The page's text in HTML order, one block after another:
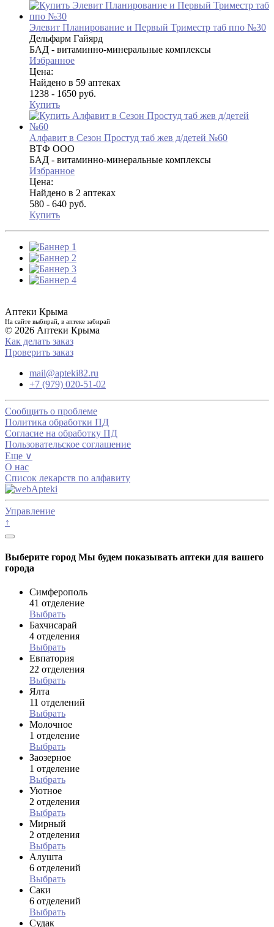
Элевит Планирование и Первый Триместр таб ппо №30
Дельфарм Гайярд
БАД - витаминно-минеральные комплексы
Избранное
Цена:
Найдено в 59 аптеках
1238 - 1650 руб.
Купить
Алфавит в Сезон Простуд таб жев д/детей №60
ВТФ ООО
БАД - витаминно-минеральные комплексы
Избранное
Цена:
Найдено в 2 аптеках
580 - 640 руб.
Купить
Аптеки Крыма
На сайте выбирай, в аптеке забирай
© 2026 Аптеки Крыма
Как делать заказ
Проверить заказ
mail@apteki82.ru
+7 (979) 020-51-02
Сообщить о проблеме
Политика обработки ПД
Согласие на обработку ПД
Пользовательское соглашение
Еще ∨
О нас
Список лекарств по алфавиту
Управление
↑
Выберите город Мы будем показывать аптеки для вашего
города
Симферополь
41 отделение
Выбрать
Бахчисарай
4 отделения
Выбрать
Евпатория
22 отделения
Выбрать
Ялта
11 отделений
Выбрать
Молочное
1 отделение
Выбрать
Заозерное
1 отделение
Выбрать
Уютное
2 отделения
Выбрать
Мирный
2 отделения
Выбрать
Алушта
6 отделений
Выбрать
Саки
6 отделений
Выбрать
Судак